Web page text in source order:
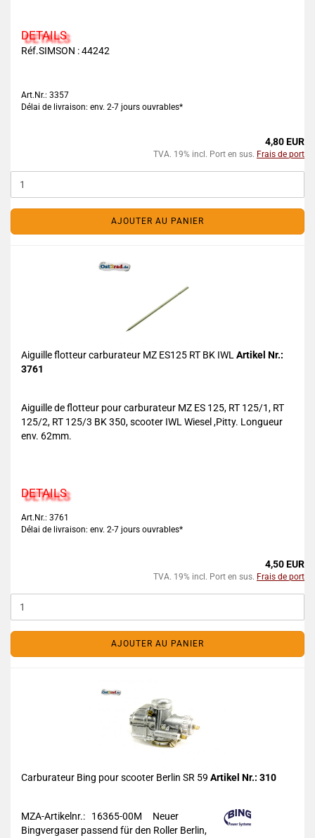
DETAILS
Réf.SIMSON : 44242
Art.Nr.: 3357
Délai de livraison: env. 2-7 jours ouvrables*
4,80 EUR
TVA. 19% incl. Port en sus. Frais de port
AJOUTER AU PANIER
Aiguille flotteur carburateur MZ ES125 RT BK IWL Artikel Nr.:
3761
Aiguille de flotteur pour carburateur MZ ES 125, RT 125/1, RT
125/2, RT 125/3 BK 350, scooter IWL Wiesel ,Pitty. Longueur
env. 62mm.
DETAILS
Art.Nr.: 3761
Délai de livraison: env. 2-7 jours ouvrables*
4,50 EUR
TVA. 19% incl. Port en sus. Frais de port
AJOUTER AU PANIER
Carburateur Bing pour scooter Berlin SR 59 Artikel Nr.: 310
MZA-Artikelnr.: 16365-00M
Neuer
Bingvergaser passend für den Roller Berlin,